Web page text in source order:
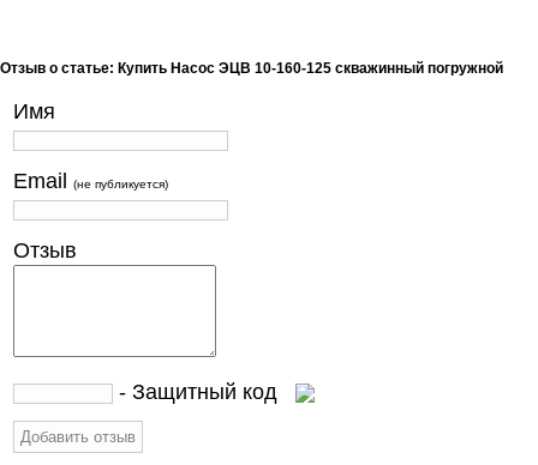
Отзыв о статье: Купить Насос ЭЦВ 10-160-125 скважинный погружной
Имя
Email (не публикуется)
Отзыв
- Защитный код